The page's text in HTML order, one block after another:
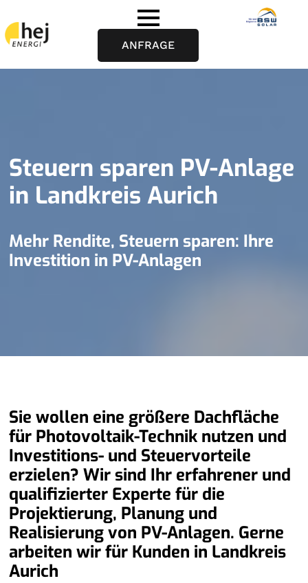
ANFRAGE
Steuern sparen PV-Anlage
in Landkreis Aurich
Mehr Rendite, Steuern sparen: Ihre
Investition in PV-Anlagen
Sie wollen eine größere Dachfläche
für Photovoltaik-Technik nutzen und
Investitions- und Steuervorteile
erzielen? Wir sind Ihr erfahrener und
qualifizierter Experte für die
Projektierung, Planung und
Realisierung von PV-Anlagen. Gerne
arbeiten wir für Kunden in Landkreis
Aurich